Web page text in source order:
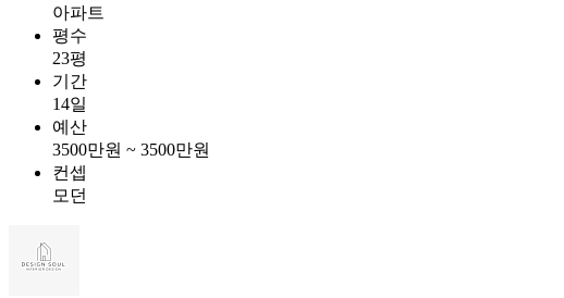
아파트
평수
23평
기간
14일
예산
3500만원 ~ 3500만원
컨셉
모던